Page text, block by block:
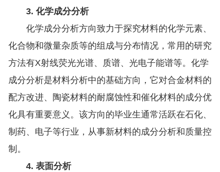
3. 化学成分分析
化学成分分析方向致力于探究材料的化学元素、
化合物和微量杂质等的组成与分布情况，常用的研究
方法有X射线荧光光谱、质谱、光电子能谱等。化学
成分分析是材料分析中的基础方向，它对合金材料的
配方改进、陶瓷材料的耐腐蚀性和催化材料的成分优
化具有重要意义。该方向的毕业生通常活跃在石化、
制药、电子等行业，从事新材料的成分分析和质量控
制。
4. 表面分析